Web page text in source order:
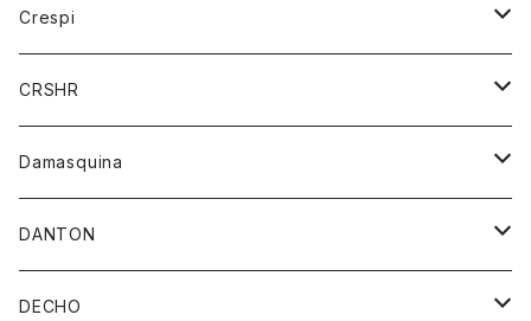
チーフ
バンダナ
トレーナー
パーカー
Tシャツ
アウター
ジャケット
Crespi
ジャケット
ワンピース
ブラウス
CRSHR
キャップ
Damasquina
ウォレット
カードケース
DANTON
アウター
DECHO